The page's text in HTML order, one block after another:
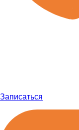
Записаться